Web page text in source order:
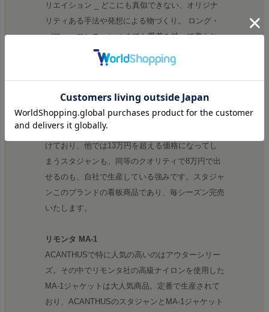
リエイション _ どこにも真似できない、オリジナ
リティある手法や発想による物づくり。 ロング・
パフォーマンス _ いつまでも愛着を持って着られ
るような、クオリティの高さを実現する。 シン
ク・エージング _ レザーの特性である、エージン
グを生かした風合いを意識する。
レザーへのこだわり
数々の有名ブランドのレザーをACANTHUSは手掛
けており、他では13万円を超える価格になってし
まうスタジャンも、同等のクオリティで8万円で出
せるのも、自社で生産している強みです。スタジャ
ンこのブランドの看板商品であり、毎シーズン完売
いたします。
リモンタ MA-1
ACANTHUSで特に人気の高いのはアウターシリー
ズ。その中でリモンタ社の高級ナイロンを使用した
MA-1ジャケットは大人気商品。定番で生産されて
おり、ACANTHUSのスタジャンとMA-1ジャケット